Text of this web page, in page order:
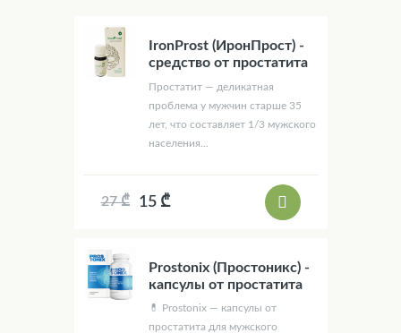
IronProst (ИронПрост) -
средство от простатита
Простатит — деликатная
проблема у мужчин старше 35
лет, что составляет 1/3 мужского
населения...
27 ₾ 15 ₾
Prostonix (Простоникс) -
капсулы от простатита
💊 Prostonix — капсулы от
простатита для мужского